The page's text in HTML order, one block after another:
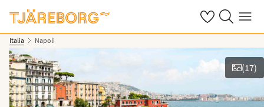
OmatHaku Valikko
Italia Napoli
(17)